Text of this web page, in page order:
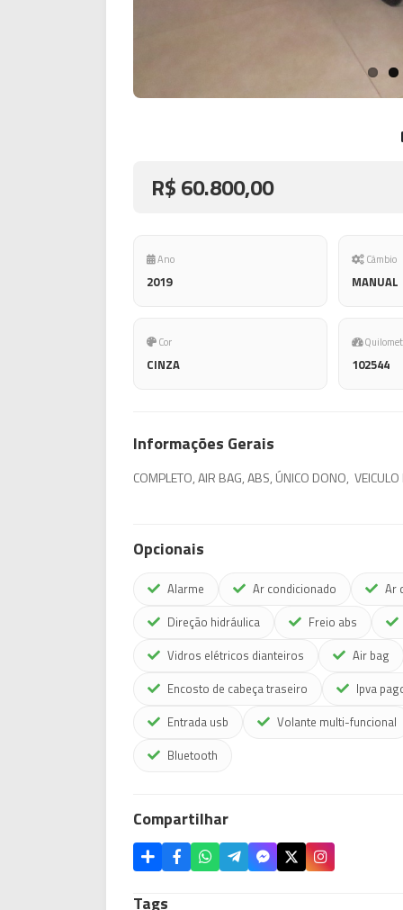
R$ 60.800,00
Ano
2019
Câmbio
MANUAL
Cor
CINZA 102544
Informações Gerais
COMPLETO, AIR BAG, ABS, ÚNICO DONO,
Opcionais
Alarme Ar condicionado Ar
Direção hidráulica
Freio abs
Vidros elétricos dianteiros
Air bag
Encosto de cabeça traseiro
Ipva
Entrada usb
Volante multi-funcional
Bluetooth
Compartilhar
Tags